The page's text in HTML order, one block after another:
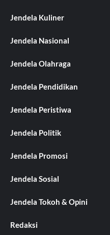
Jendela Kuliner
Jendela Nasional
Jendela Olahraga
Jendela Pendidikan
Jendela Peristiwa
Jendela Politik
Jendela Promosi
Jendela Sosial
Jendela Tokoh & Opini
Redaksi